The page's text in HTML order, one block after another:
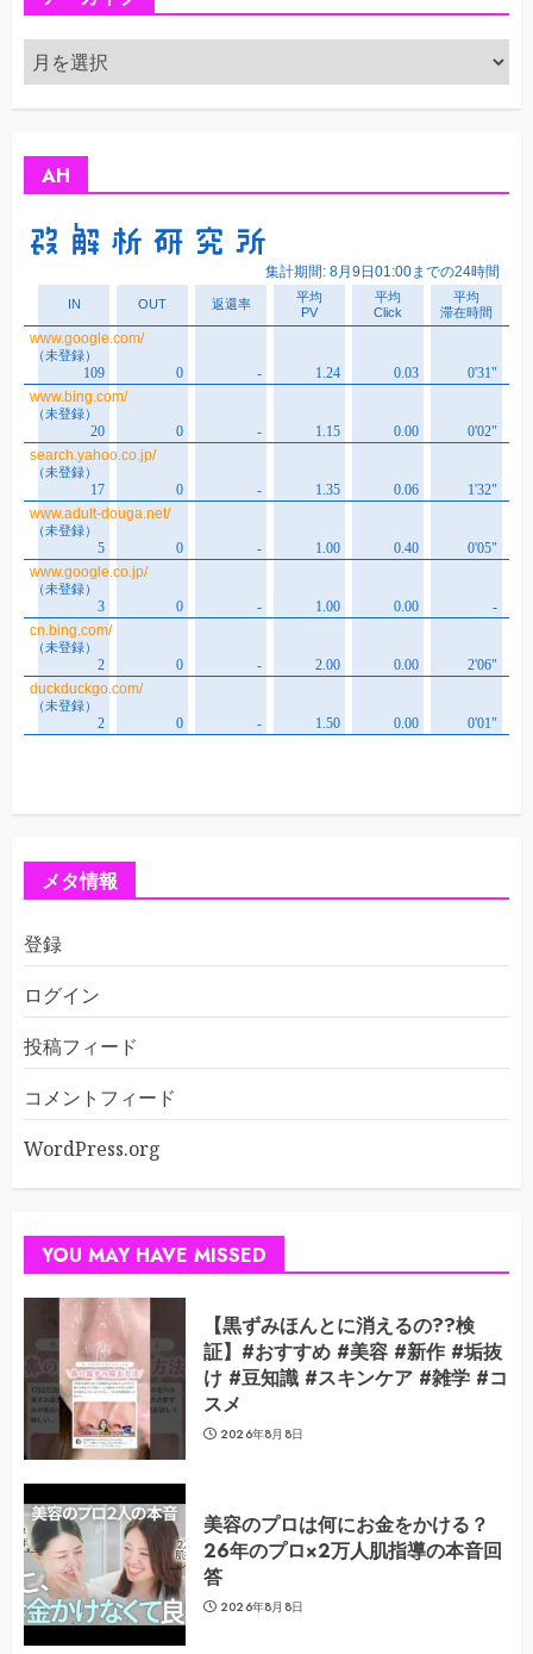
ア
ー
カ
AH
メタ情報
登録
ログイン
投稿フィード
コメントフィード
WordPress.org
YOU MAY HAVE MISSED
【黒ずみほんとに消えるの??検
証】#おすすめ #美容 #新作 #垢抜
け #豆知識 #スキンケア #雑学 #コ
スメ
2026年8月8日
美容のプロは何にお金をかける？
26年のプロ×2万人肌指導の本音回
答
2026年8月8日